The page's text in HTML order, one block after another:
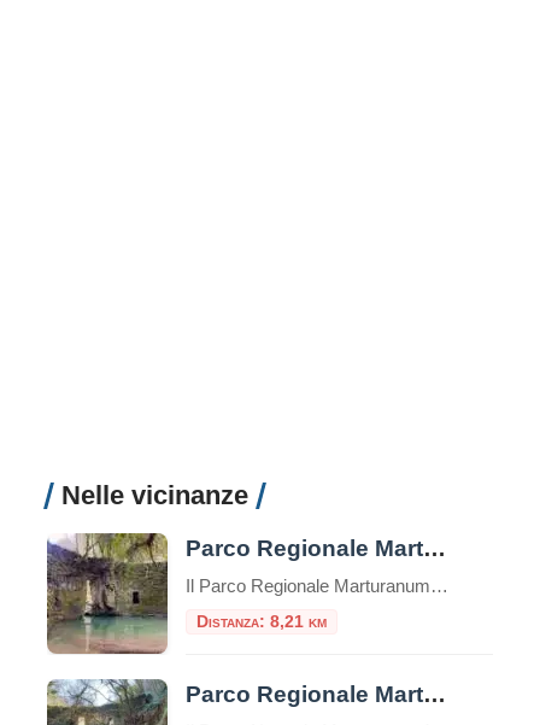
Nelle vicinanze
Parco Regionale Marturanum
Il Parco Regionale Marturanum è oasi incontaminata situata nel comune di Barbarano Romano, nella Tuscia ViterbeseSi estende per circa 1240 ettari in zona collinare con a Nord Ovest i monti della Tolfa e i Monti Cimini a Est. Detto anche “il Parco degli Etruschi” conserva numerose testimonianze archeologiche legate agli Etruschi e ad altre popolazioni […]
Distanza: 8,21 km
Parco Regionale Marturanum